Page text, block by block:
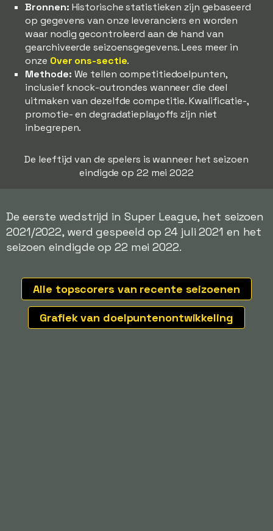
Bronnen: Historische statistieken zijn gebaseerd
op gegevens van onze leveranciers en worden
waar nodig gecontroleerd aan de hand van
gearchiveerde seizoensgegevens. Lees meer in
onze Over ons-sectie.
Methode: We tellen competitiedoelpunten,
inclusief knock-outrondes wanneer die deel
uitmaken van dezelfde competitie. Kwalificatie-,
promotie- en degradatieplayoffs zijn niet
inbegrepen.
De leeftijd van de spelers is wanneer het seizoen
eindigde op 22 mei 2022
De eerste wedstrijd in Super League, het seizoen
2021/2022, werd gespeeld op 24 juli 2021 en het
seizoen eindigde op 22 mei 2022.
Alle topscorers van recente seizoenen
Grafiek van doelpuntenontwikkeling